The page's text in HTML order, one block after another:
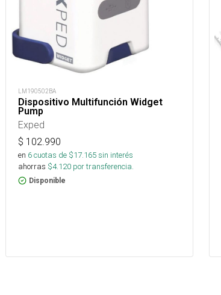
LM190502BA
Dispositivo Multifunción Widget
Pump
Exped
$ 102.990
en 6cuotas de $17.165sin interés
ahorras $4.120 por transferencia.
Disponible